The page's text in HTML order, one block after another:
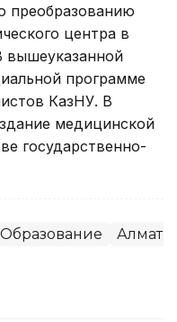
преобразованию
центра в
вышеуказанной
программе
КазНУ. В
медицинской
государственно-
Образование Алматы